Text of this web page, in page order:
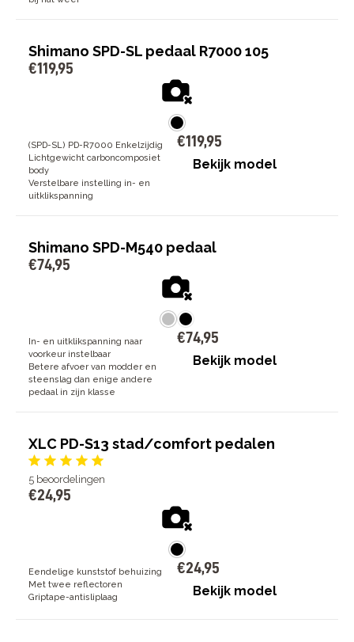
Shimano SPD-SL pedaal R7000 105
€119,95
(SPD-SL) PD-R7000 Enkelzijdig
Lichtgewicht carboncomposiet
body
Verstelbare instelling in- en
uitklikspanning
€119,95
Bekijk model
Shimano SPD-M540 pedaal
€74,95
In- en uitklikspanning naar
voorkeur instelbaar
Betere afvoer van modder en
steenslag dan enige andere
pedaal in zijn klasse
€74,95
Bekijk model
XLC PD-S13 stad/comfort pedalen
5 beoordelingen
€24,95
Eendelige kunststof behuizing
Met twee reflectoren
Griptape-antisliplaag
€24,95
Bekijk model